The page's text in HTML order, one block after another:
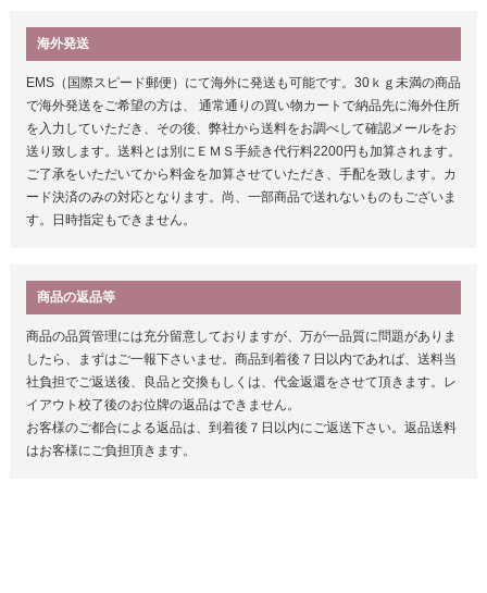
海外発送
EMS（国際スピード郵便）にて海外に発送も可能です。30ｋｇ未満の商品
で海外発送をご希望の方は、 通常通りの買い物カートで納品先に海外住所
を入力していただき、その後、弊社から送料をお調べして確認メールをお
送り致します。送料とは別にＥＭＳ手続き代行料2200円も加算されます。
ご了承をいただいてから料金を加算させていただき、手配を致します。カ
ード決済のみの対応となります。尚、一部商品で送れないものもございま
す。日時指定もできません。
商品の返品等
商品の品質管理には充分留意しておりますが、万が一品質に問題がありま
したら、まずはご一報下さいませ。商品到着後７日以内であれば、送料当
社負担でご返送後、良品と交換もしくは、代金返還をさせて頂きます。レ
イアウト校了後のお位牌の返品はできません。
お客様のご都合による返品は、到着後７日以内にご返送下さい。返品送料
はお客様にご負担頂きます。